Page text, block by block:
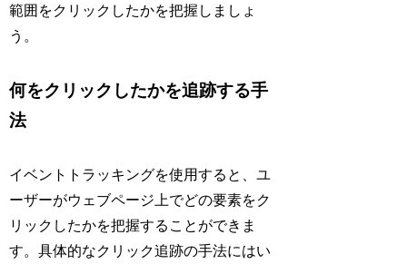
範囲をクリックしたかを把握しましょ
う。
何をクリックしたかを追跡する手
法
イベントトラッキングを使用すると、ユ
ーザーがウェブページ上でどの要素をク
リックしたかを把握することができま
す。具体的なクリック追跡の手法にはい